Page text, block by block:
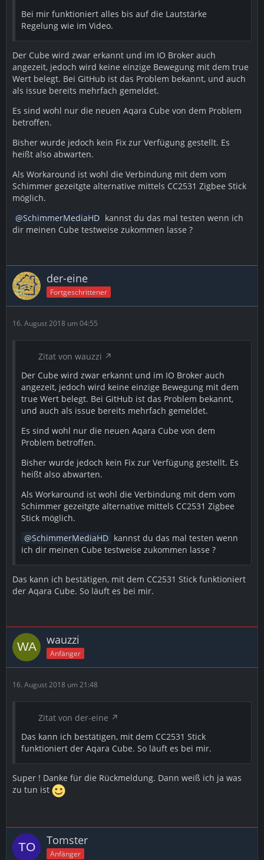
Bei mir funktioniert alles bis auf die Lautstärke
Regelung wie im Video.
Der Cube wird zwar erkannt und im IO Broker auch
angezeit, jedoch wird keine einzige Bewegung mit dem true
Wert belegt. Bei GitHub ist das Problem bekannt, und auch
als issue bereits mehrfach gemeldet.
Es sind wohl nur die neuen Aqara Cube von dem Problem
betroffen.
Bisher wurde jedoch kein Fix zur Verfügung gestellt. Es
heißt also abwarten.
Als Workaround ist wohl die Verbindung mit dem vom
Schimmer gezeitgte alternative mittels CC2531 Zigbee Stick
möglich.
SchimmerMediaHD kannst du das mal testen wenn ich
dir meinen Cube testweise zukommen lasse ?
der-eine
Fortgeschrittener
16. August 2018 um 04:55
Zitat von wauzzi
Der Cube wird zwar erkannt und im IO Broker auch
angezeit, jedoch wird keine einzige Bewegung mit dem
true Wert belegt. Bei GitHub ist das Problem bekannt,
und auch als issue bereits mehrfach gemeldet.
Es sind wohl nur die neuen Aqara Cube von dem
Problem betroffen.
Bisher wurde jedoch kein Fix zur Verfügung gestellt. Es
heißt also abwarten.
Als Workaround ist wohl die Verbindung mit dem vom
Schimmer gezeitgte alternative mittels CC2531 Zigbee
Stick möglich.
SchimmerMediaHD kannst du das mal testen wenn
ich dir meinen Cube testweise zukommen lasse ?
Das kann ich bestätigen, mit dem CC2531 Stick funktioniert
der Aqara Cube. So läuft es bei mir.
wauzzi
Anfänger
16. August 2018 um 21:48
Zitat von der-eine
Das kann ich bestätigen, mit dem CC2531 Stick
funktioniert der Aqara Cube. So läuft es bei mir.
Super ! Danke für die Rückmeldung. Dann weiß ich ja was
zu tun ist
Tomster
Anfänger